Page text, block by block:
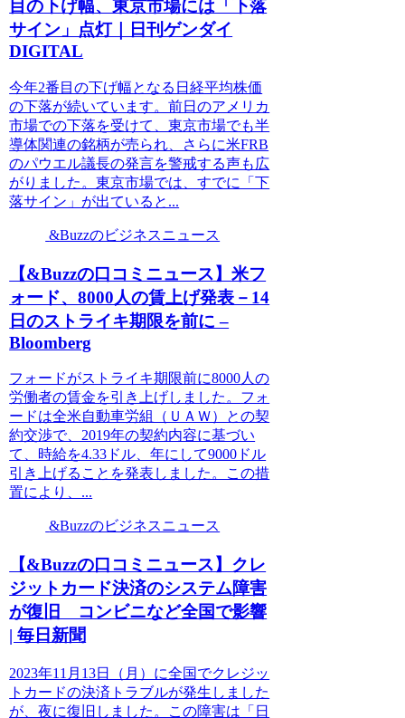
目の下げ幅、東京市場には「下落
サイン」点灯｜日刊ゲンダイ
DIGITAL
今年2番目の下げ幅となる日経平均株価
の下落が続いています。前日のアメリカ
市場での下落を受けて、東京市場でも半
導体関連の銘柄が売られ、さらに米FRB
のパウエル議長の発言を警戒する声も広
がりました。東京市場では、すでに「下
落サイン」が出ていると...
&Buzzのビジネスニュース
【&Buzzの口コミニュース】米フ
ォード、8000人の賃上げ発表－14
日のストライキ期限を前に –
Bloomberg
フォードがストライキ期限前に8000人の
労働者の賃金を引き上げしました。フォ
ードは全米自動車労組（ＵＡＷ）との契
約交渉で、2019年の契約内容に基づい
て、時給を4.33ドル、年にして9000ドル
引き上げることを発表しました。この措
置により、...
&Buzzのビジネスニュース
【&Buzzの口コミニュース】クレ
ジットカード決済のシステム障害
が復旧 コンビニなど全国で影響
| 毎日新聞
2023年11月13日（月）に全国でクレジッ
トカードの決済トラブルが発生しました
が、夜に復旧しました。この障害は「日